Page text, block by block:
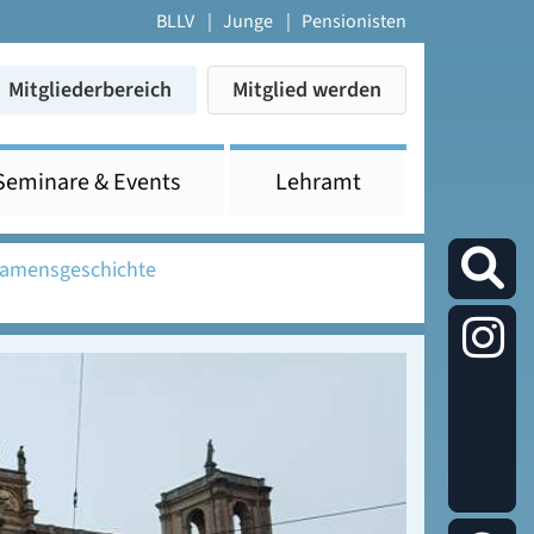
Die
BLLV Junge Pensionisten
Mitgliederbereich Mitglied werden
& Events Lehramt